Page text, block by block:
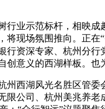
示范标杆，相映成
现场氛围推向。正
资深专家、杭州分
意义的西湖样板。
湖风光名胜区管委
公司、杭州美兆养